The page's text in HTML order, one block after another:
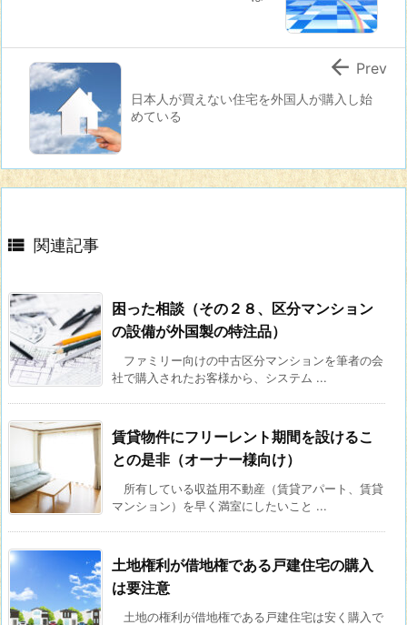
日本人が買えない住宅を外国人が購入し始
めている
 Prev
 関連記事
困った相談（その２８、区分マンション
の設備が外国製の特注品）
ファミリー向けの中古区分マンションを筆者の会
社で購入されたお客様から、システム ...
賃貸物件にフリーレント期間を設けるこ
との是非（オーナー様向け）
所有している収益用不動産（賃貸アパート、賃貸
マンション）を早く満室にしたいこと ...
土地権利が借地権である戸建住宅の購入
は要注意
土地の権利が借地権である戸建住宅は安く購入で